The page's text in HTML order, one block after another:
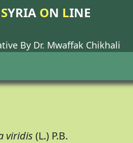
SYRIA ON LINE
By Dr. Mwaffak Chikhali
viridis (L.) P.B.